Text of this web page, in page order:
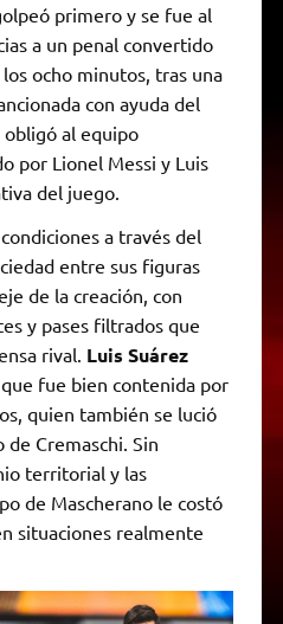
primero y se fue al
a un penal convertido
los ocho minutos, tras una
con ayuda del
al equipo
por Lionel Messi y Luis
del juego.
a través del
entre sus figuras
de la creación, con
y pases filtrados que
rival. Luis Suárez
que fue bien contenida por
quien también se lució
Cremaschi. Sin
territorial y las
de Mascherano le costó
situaciones realmente